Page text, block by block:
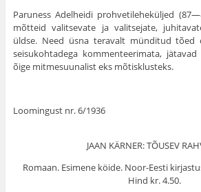
Paruness Adelheidi prohvetileheküljed
mõtteid valitsevate ja valitsejate,
üldse. Need üsna teravalt münditud tõed
seisukohtadega kommenteerimata,
õige mitmesuunalist eks mõtisklusteks.
Loomingust nr. 6/1936
JAAN KÄRNER: TÕUSEV
Romaan. Esimene köide. Noor-Eesti
Hind kr. 4.50.